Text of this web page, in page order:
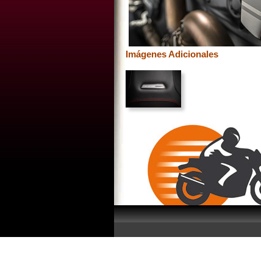
Imágenes Adicionales